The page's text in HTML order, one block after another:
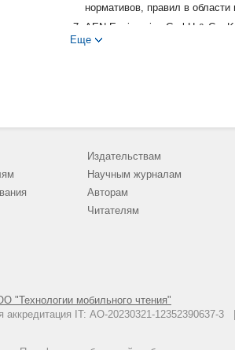
нормативов, правил в области
AEN Engineering GmbH & Co.
engineering.de.
биотехнологии». - 2018. - Т.
DOI: 10.14529/food180401
DIN-Mitteilungen elektronorm.
ООО Изд-во «Весь Мир»,
CAC/GL 38-2001
официальных сертификатов).
Еще
"Технологии мобильного чтения"
аккредитация IT: АО-20230321-
Издательствам
Научным журналам
Авторам
Читателям